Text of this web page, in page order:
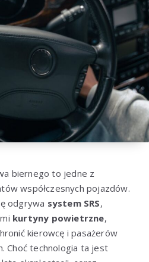
biernego to jedne z
współczesnych pojazdów.
odgrywa system SRS,
kurtyny powietrzne,
kierowcę i pasażerów
Choć technologia ta jest